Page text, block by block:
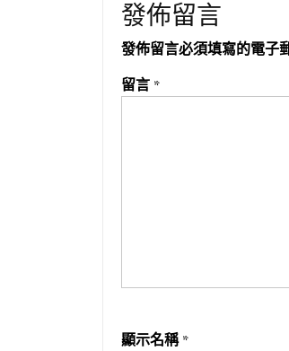
發佈留言
發佈留言必須填寫的電子
留言 *
顯示名稱 *